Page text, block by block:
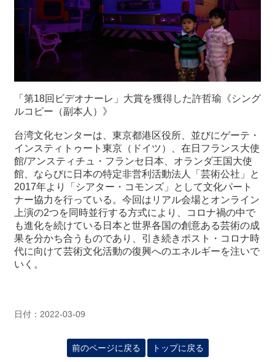
「第18回ビデオナーレ」大賞を獲得した許哲瑜《シング
ルコピー（副本人）》
台湾文化センターは、東京都港区役所、並びにゲーテ・
インスティトゥート東京（ドイツ）、在日フランス大使
館/アンスティチュ・フランセ日本、オランダ王国大使
館、ならびに日本の特定非営利活動法人「芸術公社」と
2017年より「シアター・コモンズ」として文化パート
ナー協力を行っている。今回はリアル会場とオンライン
上演の2つを同時並行する方式により、コロナ禍の中で
も進化を続けている日本と世界各国の創意ある芸術の成
果を分かち合うものであり、引き続きポスト・コロナ時
代に向けて芸術文化活動の復興へのエネルギーを注いで
いく。
日付：2022-03-09
前のページに戻る トップに戻る